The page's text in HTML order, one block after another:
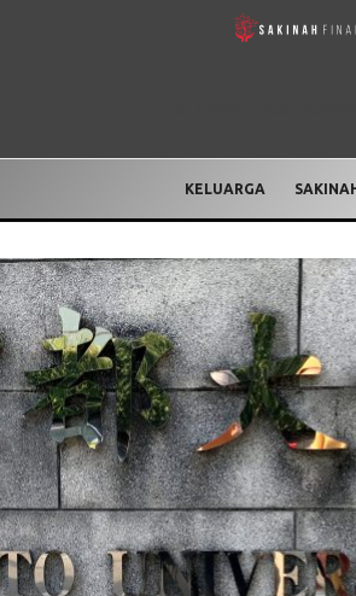
KELUARGA